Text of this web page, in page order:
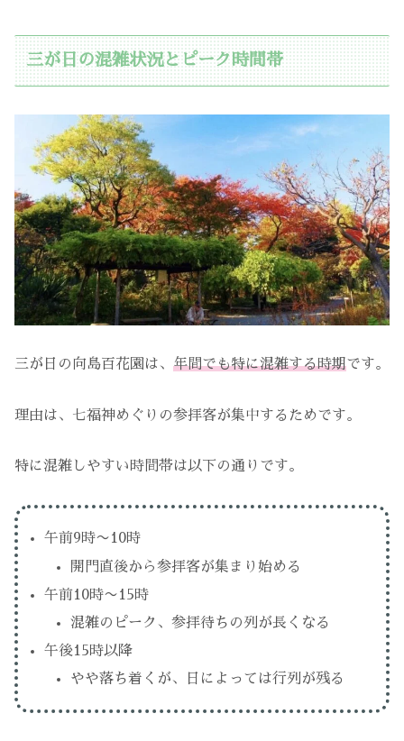
三が日の混雑状況とピーク時間帯
三が日の向島百花園は、 年間でも特に混雑する時期です。
理由は、七福神めぐりの参拝客が集中するためです。
特に混雑しやすい時間帯は以下の通りです。
午前9時〜10時
開門直後から参拝客が集まり始める
午前10時〜15時
混雑のピーク、参拝待ちの列が長くなる
午後15時以降
やや落ち着くが、日によっては行列が残る